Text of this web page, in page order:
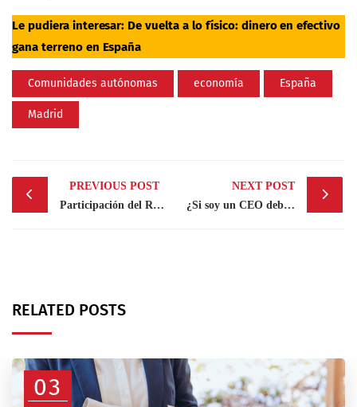
Le pudiera interesar: De vuelta a lo físico: dinero en efectivo
gana terreno en España
Comunidades autónomas economía España
Madrid
Post
navigation
PREVIOUS POST
Participación del Rey de España en la XXVIII Cumbre Iberoamericana
NEXT POST
¿Si soy un CEO debo estar en LinkedIn?
RELATED POSTS
03